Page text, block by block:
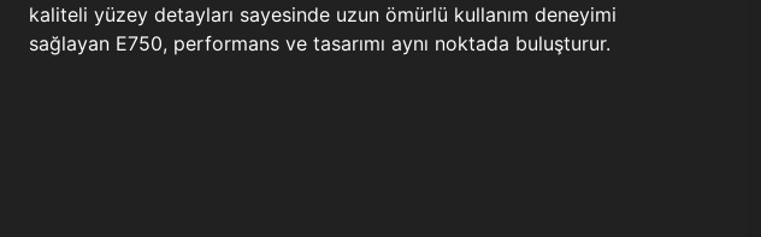
kaliteli yüzey detayları sayesinde uzun ömürlü kullanım deneyimi
sağlayan E750, performans ve tasarımı aynı noktada buluşturur.